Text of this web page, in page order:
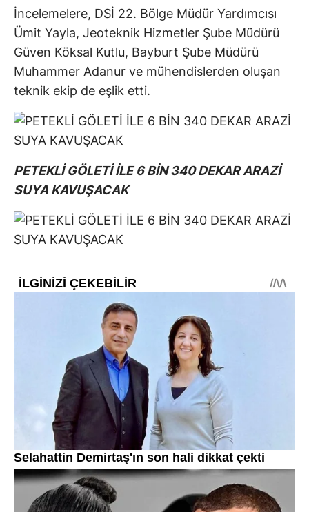
İncelemelere, DSİ 22. Bölge Müdür Yardımcısı
Ümit Yayla, Jeoteknik Hizmetler Şube Müdürü
Güven Köksal Kutlu, Bayburt Şube Müdürü
Muhammer Adanur ve mühendislerden oluşan
teknik ekip de eşlik etti.
PETEKLİ GÖLETİ İLE 6 BİN 340 DEKAR ARAZİ
SUYA KAVUŞACAK